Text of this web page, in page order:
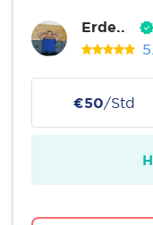
Erde..
€50/Std